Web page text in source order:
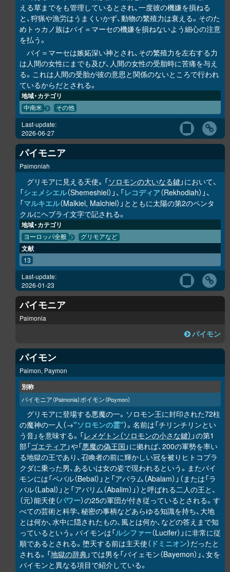
える草までをも管理しているとされ、一度彼の機嫌を損ねる
と、狩猟や漁労はうまくいかず、動物の繁殖力は衰える。そのた
めトゥカノ族はバイ＝マーセの機嫌を損ねないよう細心の注意
を払う。
バイ＝マーセは嫉妬深い神とされ、その繁殖力を左右する力
は人間の女性にまでも及び、人間の女性の受胎時に苦痛を与え
る。これは人間の受胎が彼の意思と関係のないところで行われ
ているからだとされる。
地域・カテゴリ
中南米 その他
Last-update:
2026-06-27
パイモニア
Paimoniah
グリモアに見える天使。「ソロモンの大いなる鍵 」において、
「シェメシエル（Shemeshiel）」、「レコディア（Rekhodiah）」、
「マルキエル（Malkiel, Malchiel）」とともに太陽の第2のペンタ
クルにヘブライ文字で記される。
地域・カテゴリ
ヨーロッパ全般 グリモアなど
文献
13
Last-update:
2026-01-23
パイモニア
Paimonia
パイモン
パイモン
Paimon, Paymon
別称
パイモニア（Paimonia）ポイモン（Poymon）
グリモアに登場する悪魔の一。ソロモン王に封印された72柱
の魔神の一人（→"ソロモンの霊"）。名前は「チリンチリンとい
う音」を意味する。「レメゲトン（ソロモンの小さな鍵） 」の第1
部「ゴエティア 」や「悪魔の偽王国 」に拠れば、200の軍勢を率い
る地獄の王であり、召喚者の前に輝かしい冠を被りヒトコブラ
クダに乗った男、あるいは女の姿で現われるという。またパイ
モンには「ベバル（Bebal）」と「アバラム（Abalam）」（または「ラ
バル（Labal）」と「アバリム（Abalim）」）と呼ばれる二人の王と、
（元）能天使（パワー）の25の軍団が付き従っているとされる。す
べての芸術と科学、秘密の事柄などあらゆる知識を持ち、大地
とは何か、水中に隠されたもの、風とは何か、などの答えまで知
っているという。パイモンは「ルシファー（Lucifer）」に非常に従
順であるとされる。堕天する前は主天使（ ドミニオン）だったと
される。「地獄の辞典」では男を「バイェモン（Bayemon）」、女を
パイモンと異なる項目で紹介している。